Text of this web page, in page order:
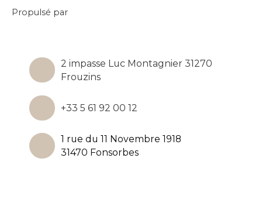
Propulsé par
2 impasse Luc Montagnier 31270
Frouzins
+33 5 61 92 00 12
1 rue du 11 Novembre 1918
31470 Fonsorbes